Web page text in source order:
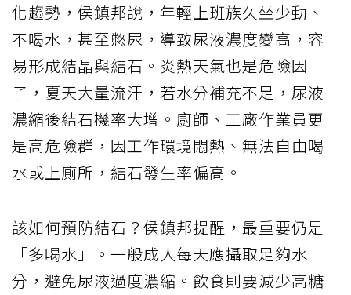
化趨勢，侯鎮邦說，年輕上班族久坐少動、
不喝水，甚至憋尿，導致尿液濃度變高，容
易形成結晶與結石。炎熱天氣也是危險因
子，夏天大量流汗，若水分補充不足，尿液
濃縮後結石機率大增。廚師、工廠作業員更
是高危險群，因工作環境悶熱、無法自由喝
水或上廁所，結石發生率偏高。
該如何預防結石？侯鎮邦提醒，最重要仍是
「多喝水」。一般成人每天應攝取足夠水
分，避免尿液過度濃縮。飲食則要減少高糖